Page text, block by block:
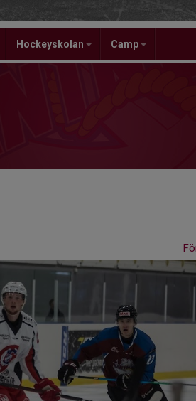
Hockeyskolan Camp